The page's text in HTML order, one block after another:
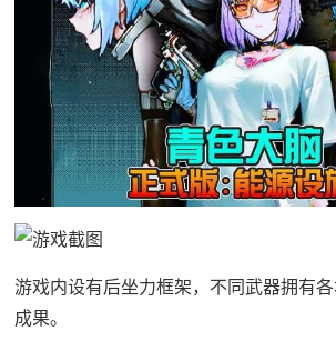
游戏内设有后坐力框架，不同武器拥有
成果。